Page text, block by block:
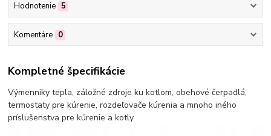
Hodnotenie 5
Komentáre 0
Kompletné špecifikácie
Výmenniky tepla, záložné zdroje ku kotlom, obehové čerpadlá,
termostaty pre kúrenie, rozdeľovače kúrenia a mnoho iného
príslušenstva pre kúrenie a kotly.